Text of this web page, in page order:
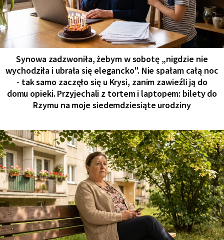
Synowa zadzwoniła, żebym w sobotę „nigdzie nie
wychodziła i ubrała się elegancko". Nie spałam całą noc
- tak samo zaczęło się u Krysi, zanim zawieźli ją do
domu opieki. Przyjechali z tortem i laptopem: bilety do
Rzymu na moje siedemdziesiąte urodziny